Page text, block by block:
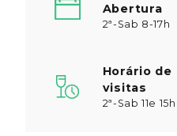
Abertura
2ª-Sab 8-17h
Horário de
visitas
2ª-Sab 11e 15h